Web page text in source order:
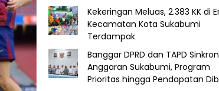
Kekeringan Meluas, 2.383 KK di
Kecamatan Kota Sukabumi
Terdampak
Banggar DPRD dan TAPD
Anggaran Sukabumi, Program
Prioritas hingga Pendapatan